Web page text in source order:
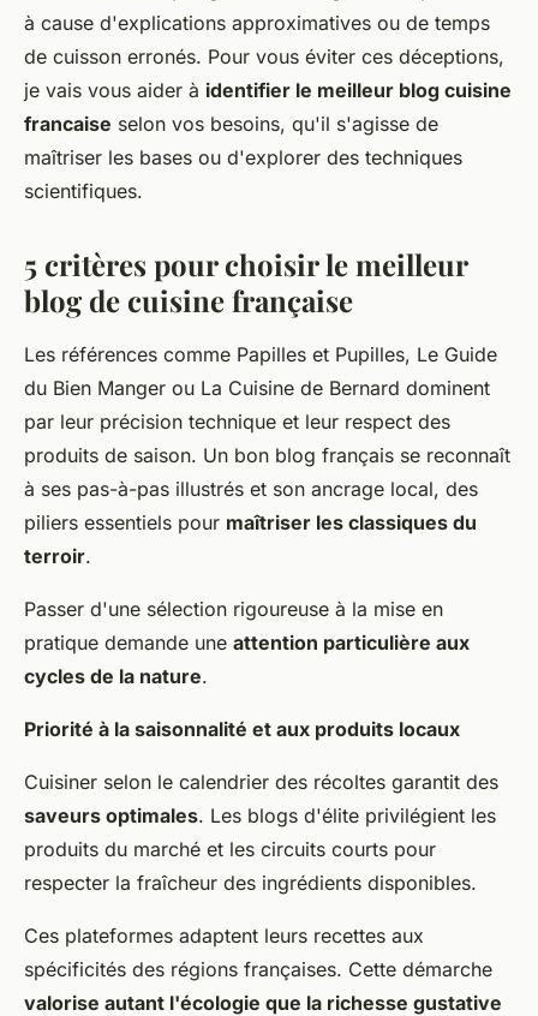
à cause d'explications approximatives ou de temps
de cuisson erronés. Pour vous éviter ces déceptions,
je vais vous aider à identifier le meilleur blog cuisine
francaise selon vos besoins, qu'il s'agisse de
maîtriser les bases ou d'explorer des techniques
scientifiques.
5 critères pour choisir le meilleur
blog de cuisine française
Les références comme Papilles et Pupilles, Le Guide
du Bien Manger ou La Cuisine de Bernard dominent
par leur précision technique et leur respect des
produits de saison. Un bon blog français se reconnaît
à ses pas-à-pas illustrés et son ancrage local, des
piliers essentiels pour maîtriser les classiques du
terroir.
Passer d'une sélection rigoureuse à la mise en
pratique demande une attention particulière aux
cycles de la nature.
Priorité à la saisonnalité et aux produits locaux
Cuisiner selon le calendrier des récoltes garantit des
saveurs optimales. Les blogs d'élite privilégient les
produits du marché et les circuits courts pour
respecter la fraîcheur des ingrédients disponibles.
Ces plateformes adaptent leurs recettes aux
spécificités des régions françaises. Cette démarche
valorise autant l'écologie que la richesse gustative